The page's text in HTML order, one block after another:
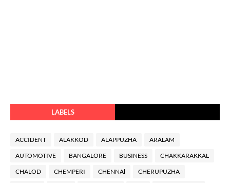
LABELS
ACCIDENT ALAKKOD ALAPPUZHA ARALAM
AUTOMOTIVE BANGALORE BUSINESS CHAKKARAKKAL
CHALOD CHEMPERI CHENNAl CHERUPUZHA